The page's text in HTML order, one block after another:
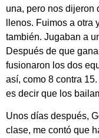
una, pero nos dijeron
llenos. Fuimos a
también. Jugaban a
Después de que
fusionaron los dos
así, como 8 contra
es decir que los
Unos días después,
clase, me contó que